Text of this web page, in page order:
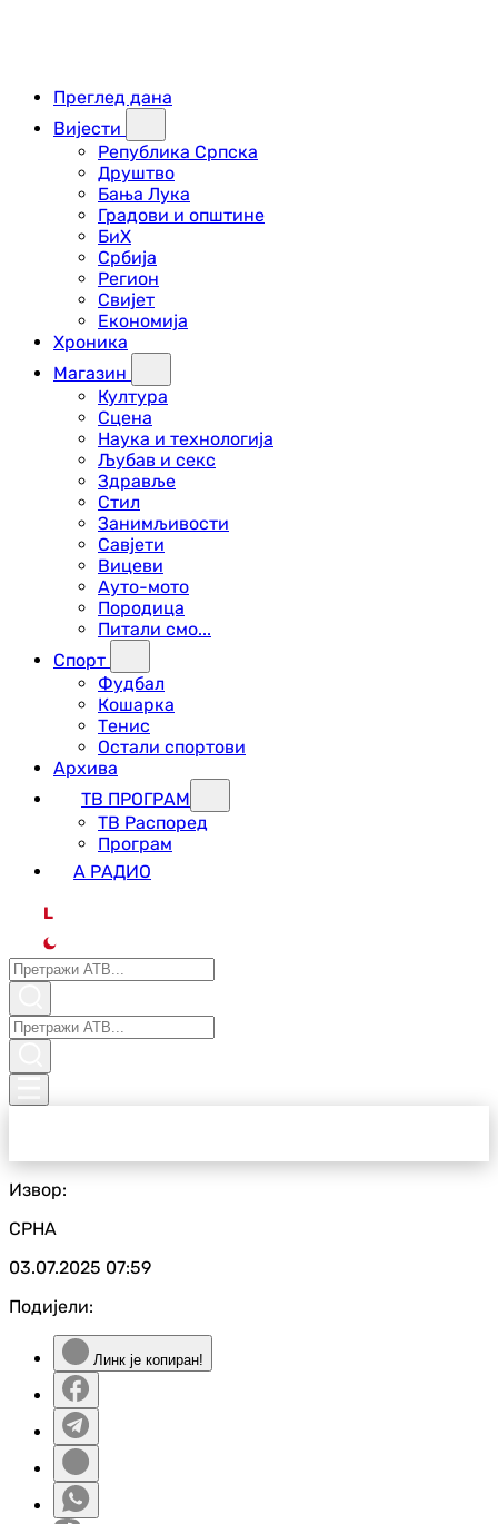
Преглед дана
Вијести
Република Српска
Друштво
Бања Лука
Градови и општине
БиХ
Србија
Регион
Свијет
Економија
Хроника
Магазин
Култура
Сцена
Наука и технологија
Љубав и секс
Здравље
Стил
Занимљивости
Савјети
Вицеви
Ауто-мото
Породица
Питали смо...
Спорт
Фудбал
Кошарка
Тенис
Остали спортови
Архива
ТВ ПРОГРАМ
ТВ Распоред
Програм
А РАДИО
L
Извор:
СРНА
03.07.2025 07:59
Подијели:
Линк је копиран!